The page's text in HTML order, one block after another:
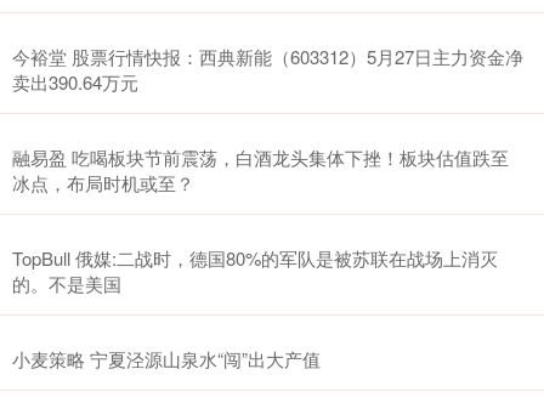
今裕堂 股票行情快报：西典新能（603312）5月27日主力资金净
卖出390.64万元
融易盈 吃喝板块节前震荡，白酒龙头集体下挫！板块估值跌至
冰点，布局时机或至？
TopBull 俄媒:二战时，德国80%的军队是被苏联在战场上消灭
的。不是美国
小麦策略 宁夏泾源山泉水“闯”出大产值